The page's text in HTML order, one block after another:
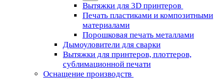
Вытяжки для 3D принтеров
Печать пластиками и композитными
материалами
Порошковая печать металлами
Дымоуловители для сварки
Вытяжки для принтеров, плоттеров,
сублимационной печати
Оснащение производств